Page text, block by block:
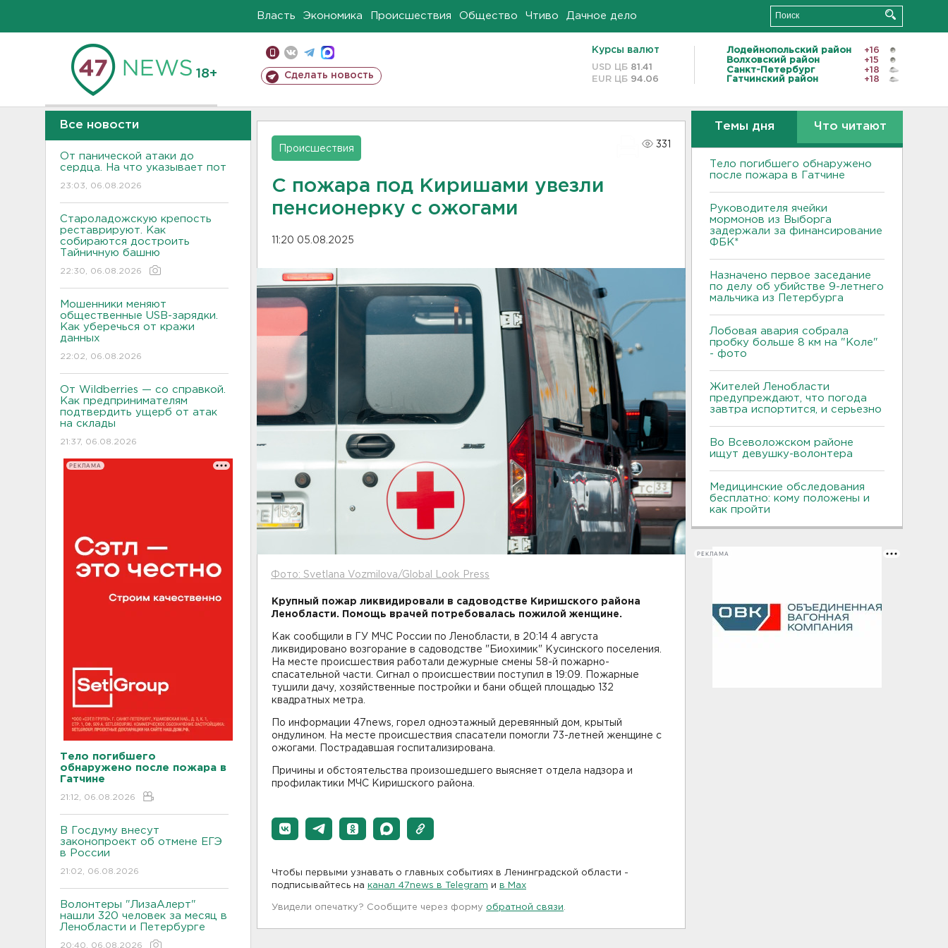
Власть Экономика Происшествия Общество Чтиво Дачное дело
18+ Сделать новость
Курсы валют
USD ЦБ 81.41
EUR ЦБ 94.06
Лодейнопольский район
+16
Волховский район
+15
Санкт-Петербург
+18
Гатчинский район
+18
Все новости
От панической атаки до
сердца. На что указывает пот
23:03, 06.08.2026
Староладожскую крепость
реставрируют. Как
собираются достроить
Тайничную башню
22:30, 06.08.2026
Мошенники меняют
общественные USB-зарядки.
Как уберечься от кражи
данных
22:02, 06.08.2026
От Wildberries — со справкой.
Как предпринимателям
подтвердить ущерб от атак
на склады
21:37, 06.08.2026
РЕКЛАМА
Тело погибшего
обнаружено после пожара в
Гатчине
21:12, 06.08.2026
В Госдуму внесут
законопроект об отмене ЕГЭ
в России
21:02, 06.08.2026
Волонтеры "ЛизаАлерт"
нашли 320 человек за месяц в
Ленобласти и Петербурге
20:40, 06.08.2026
Происшествия
331
С пожара под Киришами увезли
пенсионерку с ожогами
11:20 05.08.2025
Фото: Svetlana Vozmilova/Global Look Press
Крупный пожар ликвидировали в садоводстве Киришского района
Ленобласти. Помощь врачей потребовалась пожилой женщине.
Как сообщили в ГУ МЧС России по Ленобласти, в 20:14 4 августа
ликвидировано возгорание в садоводстве "Биохимик" Кусинского поселения.
На месте происшествия работали дежурные смены 58-й пожарно-
спасательной части. Сигнал о происшествии поступил в 19:09. Пожарные
тушили дачу, хозяйственные постройки и бани общей площадью 132
квадратных метра.
По информации 47news, горел одноэтажный деревянный дом, крытый
ондулином. На месте происшествия спасатели помогли 73-летней женщине с
ожогами. Пострадавшая госпитализирована.
Причины и обстоятельства произошедшего выясняет отдела надзора и
профилактики МЧС Киришского района.
Чтобы первыми узнавать о главных событиях в Ленинградской области -
подписывайтесь на канал 47news в Telegram и в Maх
Увидели опечатку? Сообщите через форму обратной связи
Темы дня Что читают
Тело погибшего обнаружено
после пожара в Гатчине
Руководителя ячейки
мормонов из Выборга
задержали за финансирование
ФБК*
Назначено первое заседание
по делу об убийстве 9-летнего
мальчика из Петербурга
Лобовая авария собрала
пробку больше 8 км на "Коле"
- фото
Жителей Ленобласти
предупреждают, что погода
завтра испортится, и серьезно
Во Всеволожском районе
ищут девушку-волонтера
Медицинские обследования
бесплатно: кому положены и
как пройти
РЕКЛАМА